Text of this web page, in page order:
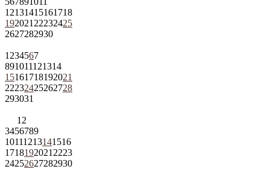
12131415161718
192021 22232425
2627282930
1 234567
891011121314
15161718192021
22232425262728
293031
1 2
3456789
10111213141516
1718192021 2223
24252627282930